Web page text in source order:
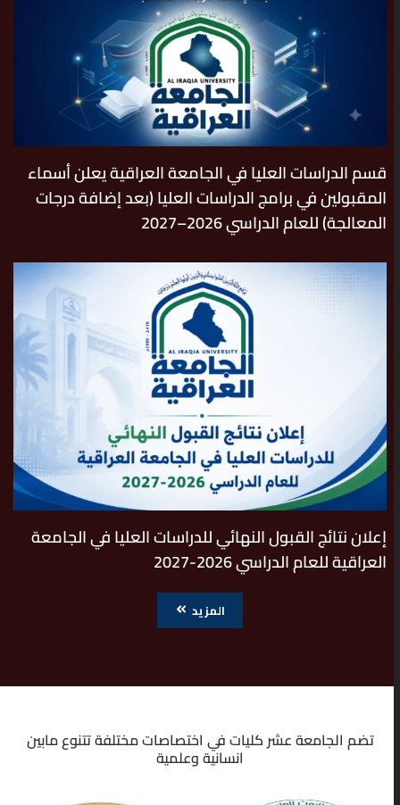
قسم الدراسات العليا في الجامعة العراقية يعلن أسماء
المقبولين في برامج الدراسات العليا (بعد إضافة درجات
المعالجة) للعام الدراسي 2026–2027
إعلان نتائج القبول النهائي للدراسات العليا في الجامعة
العراقية للعام الدراسي 2026-2027
المزيد
تضم الجامعة عشر كليات في اختصاصات مختلفة تتنوع مابين
انسانية وعلمية